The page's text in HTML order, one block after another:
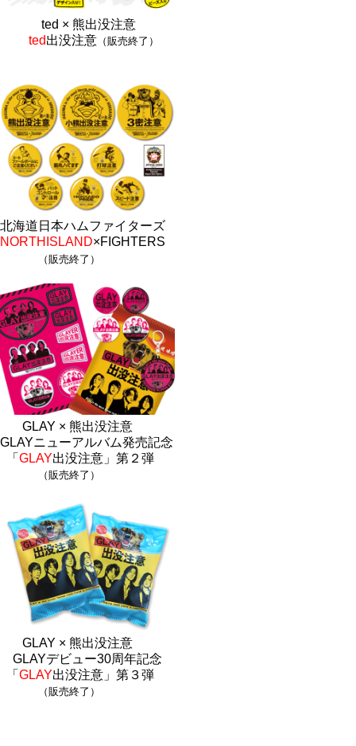
ted × 熊出没注意
ted出没注意 （販売終了）
北海道日本ハムファイターズ
NORTHISLAND×FIGHTERS
（販売終了）
GLAY × 熊出没注意
GLAYニューアルバム発売記念
「 GLAY出没注意」第２弾
（販売終了）
GLAY × 熊出没注意
GLAYデビュー30周年記念
「 GLAY出没注意」第３弾
（販売終了）